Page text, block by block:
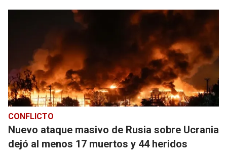
CONFLICTO
Nuevo ataque masivo de Rusia sobre Ucrania
dejó al menos 17 muertos y 44 heridos